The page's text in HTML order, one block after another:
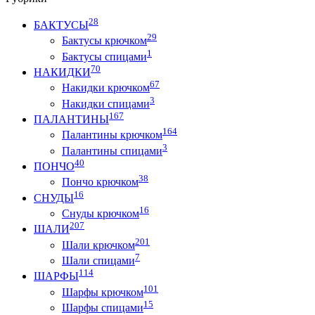
БАКТУСЫ28
Бактусы крючком29
Бактусы спицами1
НАКИДКИ70
Накидки крючком67
Накидки спицами3
ПАЛАНТИНЫ167
Палантины крючком164
Палантины спицами3
ПОНЧО40
Пончо крючком38
СНУДЫ16
Снуды крючком16
ШАЛИ207
Шали крючком201
Шали спицами7
ШАРФЫ114
Шарфы крючком101
Шарфы спицами15